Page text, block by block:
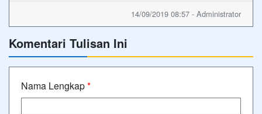
14/09/2019 08:57 - Administrator
Komentari Tulisan Ini
Nama Lengkap*